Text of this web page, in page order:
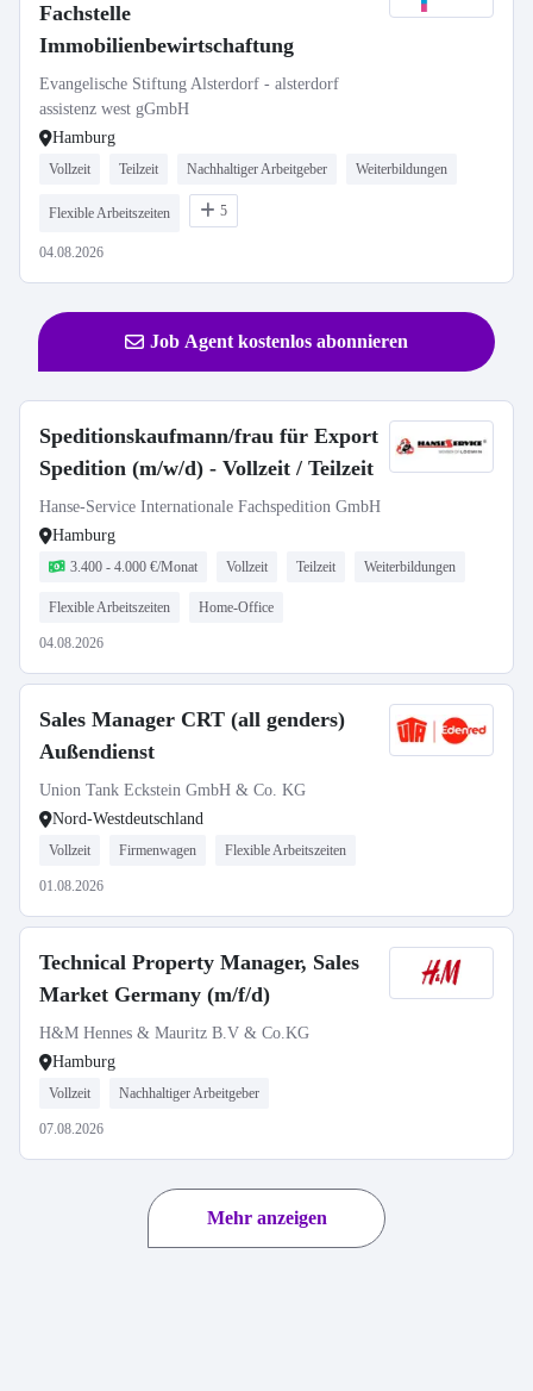
Fachstelle
Immobilienbewirtschaftung
Evangelische Stiftung Alsterdorf - alsterdorf
assistenz west gGmbH
Hamburg
Vollzeit Teilzeit Nachhaltiger Arbeitgeber Weiterbildungen
Flexible Arbeitszeiten 5
04.08.2026
Job Agent kostenlos abonnieren
Speditionskaufmann/frau für Export
Spedition (m/w/d) - Vollzeit / Teilzeit
Hanse-Service Internationale Fachspedition GmbH
Hamburg
3.400 - 4.000 €/Monat Vollzeit Teilzeit Weiterbildungen
Flexible Arbeitszeiten Home-Office
04.08.2026
Sales Manager CRT (all genders)
Außendienst
Union Tank Eckstein GmbH & Co. KG
Nord-Westdeutschland
Vollzeit Firmenwagen Flexible Arbeitszeiten
01.08.2026
Technical Property Manager, Sales
Market Germany (m/f/d)
H&M Hennes & Mauritz B.V & Co.KG
Hamburg
Vollzeit Nachhaltiger Arbeitgeber
07.08.2026
Mehr anzeigen